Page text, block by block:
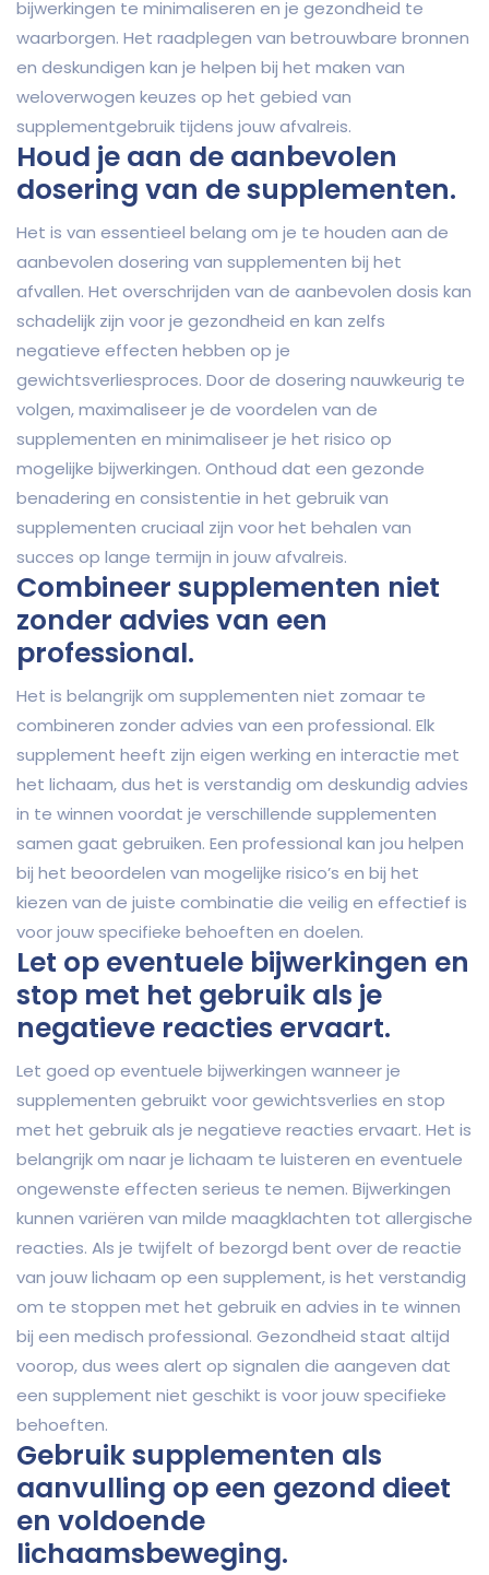
bijwerkingen te minimaliseren en je gezondheid te
waarborgen. Het raadplegen van betrouwbare bronnen
en deskundigen kan je helpen bij het maken van
weloverwogen keuzes op het gebied van
supplementgebruik tijdens jouw afvalreis.
Houd je aan de aanbevolen
dosering van de supplementen.
Het is van essentieel belang om je te houden aan de
aanbevolen dosering van supplementen bij het
afvallen. Het overschrijden van de aanbevolen dosis kan
schadelijk zijn voor je gezondheid en kan zelfs
negatieve effecten hebben op je
gewichtsverliesproces. Door de dosering nauwkeurig te
volgen, maximaliseer je de voordelen van de
supplementen en minimaliseer je het risico op
mogelijke bijwerkingen. Onthoud dat een gezonde
benadering en consistentie in het gebruik van
supplementen cruciaal zijn voor het behalen van
succes op lange termijn in jouw afvalreis.
Combineer supplementen niet
zonder advies van een
professional.
Het is belangrijk om supplementen niet zomaar te
combineren zonder advies van een professional. Elk
supplement heeft zijn eigen werking en interactie met
het lichaam, dus het is verstandig om deskundig advies
in te winnen voordat je verschillende supplementen
samen gaat gebruiken. Een professional kan jou helpen
bij het beoordelen van mogelijke risico’s en bij het
kiezen van de juiste combinatie die veilig en effectief is
voor jouw specifieke behoeften en doelen.
Let op eventuele bijwerkingen en
stop met het gebruik als je
negatieve reacties ervaart.
Let goed op eventuele bijwerkingen wanneer je
supplementen gebruikt voor gewichtsverlies en stop
met het gebruik als je negatieve reacties ervaart. Het is
belangrijk om naar je lichaam te luisteren en eventuele
ongewenste effecten serieus te nemen. Bijwerkingen
kunnen variëren van milde maagklachten tot allergische
reacties. Als je twijfelt of bezorgd bent over de reactie
van jouw lichaam op een supplement, is het verstandig
om te stoppen met het gebruik en advies in te winnen
bij een medisch professional. Gezondheid staat altijd
voorop, dus wees alert op signalen die aangeven dat
een supplement niet geschikt is voor jouw specifieke
behoeften.
Gebruik supplementen als
aanvulling op een gezond dieet
en voldoende
lichaamsbeweging.